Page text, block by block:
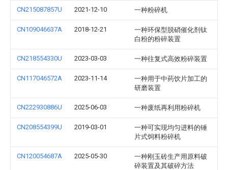
CN215087857U 2021-12-10 一种粉碎机
CN109046637A 2018-12-21
一种环保型脱硝催化剂钛
白粉的粉碎装置
CN218554330U 2023-03-03 一种往复式高效粉碎装置
CN117046572A 2023-11-14
一种用于中药饮片加工的
研磨装置
CN222930886U 2025-06-03 一种废纸再利用粉碎机
CN208554399U 2019-03-01
一种可实现均匀进料的锤
片式饲料粉碎机
CN120054687A 2025-05-30
一种刚玉砖生产用原料破
碎装置及其破碎方法